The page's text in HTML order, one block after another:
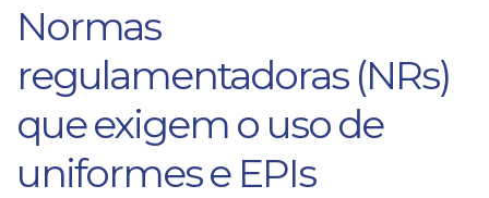
Normas
regulamentadoras (NRs)
que exigem o uso de
uniformes e EPIs